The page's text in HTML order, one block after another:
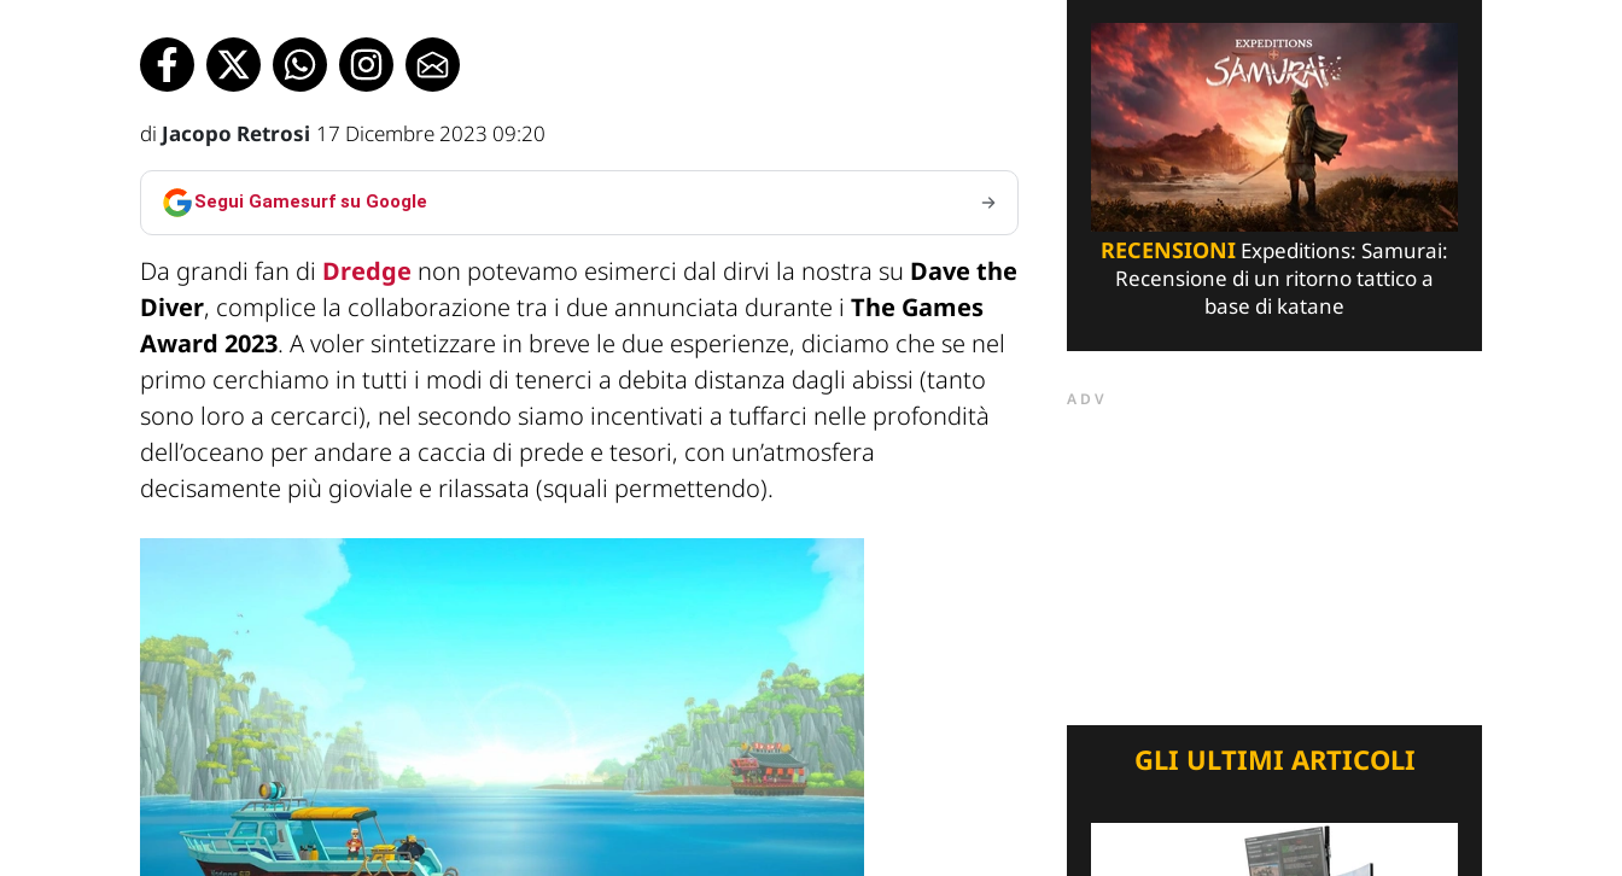
di Jacopo Retrosi 17 Dicembre 2023 09:20
Segui Gamesurf su Google
Da grandi fan di Dredge non potevamo esimerci dal dirvi la nostra su Dave the
Diver, complice la collaborazione tra i due annunciata durante i The Games
Award 2023. A voler sintetizzare in breve le due esperienze, diciamo che se nel
primo cerchiamo in tutti i modi di tenerci a debita distanza dagli abissi (tanto
sono loro a cercarci), nel secondo siamo incentivati a tuffarci nelle profondità
dell’oceano per andare a caccia di prede e tesori, con un’atmosfera
decisamente più gioviale e rilassata (squali permettendo).
RECENSIONI Expeditions: Samurai:
Recensione di un ritorno tattico a
base di katane
ADV
GLI ULTIMI ARTICOLI